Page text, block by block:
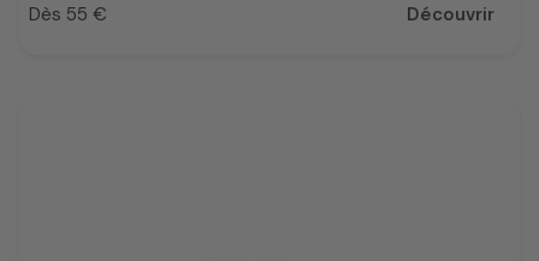
Prix
Dès 55 € Découvrir